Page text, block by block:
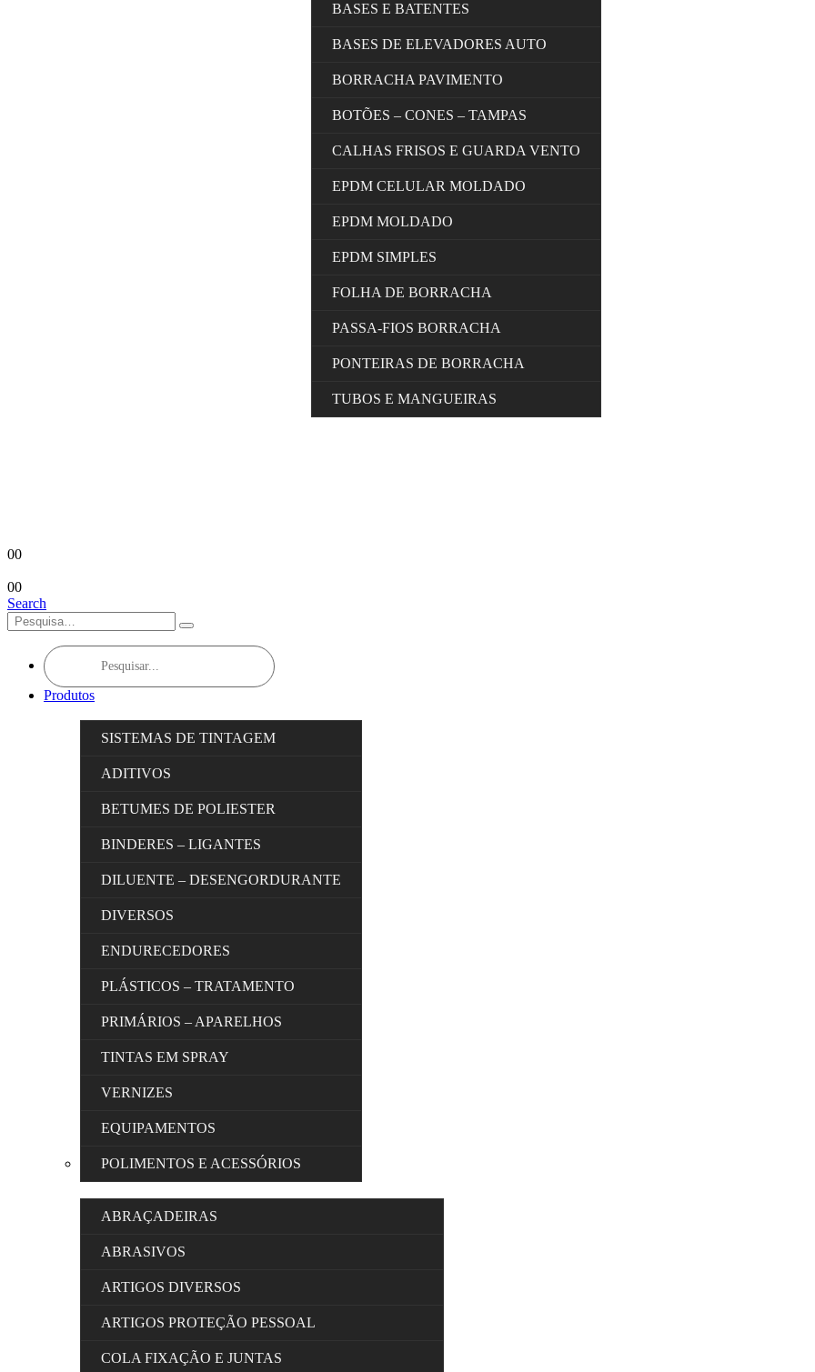
BASES E BATENTES
BASES DE ELEVADORES AUTO
BORRACHA PAVIMENTO
BOTÕES – CONES – TAMPAS
CALHAS FRISOS E GUARDA VENTO
EPDM CELULAR MOLDADO
EPDM MOLDADO
EPDM SIMPLES
FOLHA DE BORRACHA
PASSA-FIOS BORRACHA
PONTEIRAS DE BORRACHA
TUBOS E MANGUEIRAS
00
00
Search
Products
search
Produtos
SISTEMAS DE TINTAGEM
ADITIVOS
BETUMES DE POLIESTER
BINDERES – LIGANTES
DILUENTE – DESENGORDURANTE
DIVERSOS
ENDURECEDORES
PLÁSTICOS – TRATAMENTO
PRIMÁRIOS – APARELHOS
TINTAS EM SPRAY
VERNIZES
EQUIPAMENTOS
POLIMENTOS E ACESSÓRIOS
ABRAÇADEIRAS
ABRASIVOS
ARTIGOS DIVERSOS
ARTIGOS PROTEÇÃO PESSOAL
COLA FIXAÇÃO E JUNTAS